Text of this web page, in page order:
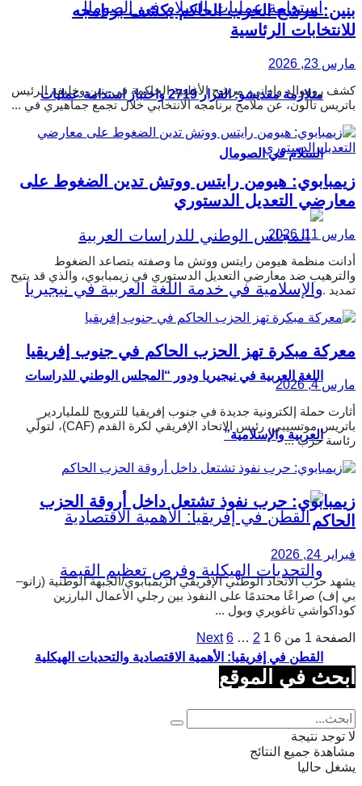
متلازمة مقديشو: القرار 2719 واختبار استدامة عمليات
السلام في الصومال
اللغة العربية في نيجيريا ودور “المجلس الوطني للدراسات
العربية والإسلامية”
القطن في إفريقيا: الأهمية الاقتصادية والتحديات الهيكلية
بنين: مرشح الحزب الحاكم يكشف برنامجه
للانتخابات الرئاسية
مارس 23, 2026
كشف روموالد واداني، مرشح الأغلبية الحاكمة في بنين وخليفة الرئيس
باتريس تالون، عن ملامح برنامجه الانتخابي خلال تجمع جماهيري في ...
زيمبابوي: هيومن رايتس ووتش تدين الضغوط على
معارضي التعديل الدستوري
مارس 11, 2026
أدانت منظمة هيومن رايتس ووتش ما وصفته بتصاعد الضغوط
والترهيب ضد معارضي التعديل الدستوري في زيمبابوي، والذي قد يتيح
تمديد ...
معركة مبكرة تهز الحزب الحاكم في جنوب إفريقيا
مارس 4, 2026
أثارت حملة إلكترونية جديدة في جنوب إفريقيا للترويج للملياردير
باتريس موتسيبي، رئيس الاتحاد الإفريقي لكرة القدم (CAF)، لتولّي
رئاسة حزب ...
زيمبابوي: حرب نفوذ تشتعل داخل أروقة الحزب
الحاكم
فبراير 24, 2026
يشهد حزب الاتحاد الوطني الإفريقي الزيمبابوي/الجبهة الوطنية (زانو–
بي إف) صراعًا محتدمًا على النفوذ بين رجلي الأعمال البارزين
كوداكواشي تاغويري وبول ...
الصفحة 1 من 6
1
2
…
6
Next
ابحث في الموقع
لا توجد نتيجة
مشاهدة جميع النتائج
يشغل حاليا